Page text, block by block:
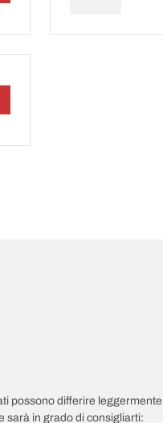
possono differire
sarà in grado di consigliarti: